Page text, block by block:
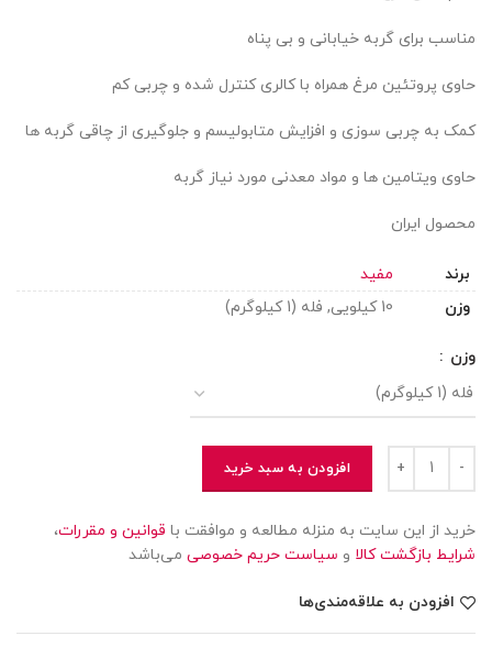
مناسب برای گربه خیابانی و بی پناه
حاوی پروتئین مرغ همراه با کالری کنترل شده و چربی کم
کمک به چربی سوزی و افزایش متابولیسم و جلوگیری از چاقی گربه ها
حاوی ویتامین ها و مواد معدنی مورد نیاز گربه
محصول ایران
برند
مفید
وزن
10 کیلویی, فله (1 کیلوگرم)
وزن
افزودن به سبد خرید
خرید از این سایت به منزله مطالعه و موافقت با قوانین و مقررات،
شرایط بازگشت کالا و سیاست حریم خصوصی می‌باشد
افزودن به علاقه‌مندی‌ها